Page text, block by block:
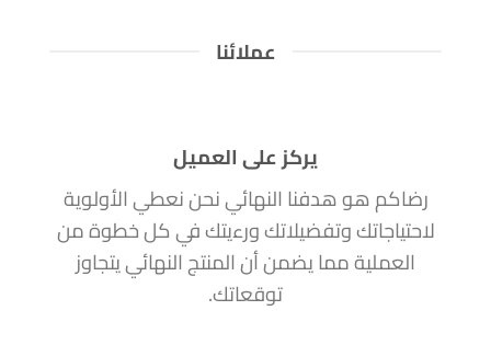
عملائنا
يركز على العميل
رضاكم هو هدفنا النهائي نحن نعطي الأولوية
لاحتياجاتك وتفضيلاتك ورءيتك في كل خطوة من
العملية مما يضمن أن المنتج النهائي يتجاوز
توقعاتك.